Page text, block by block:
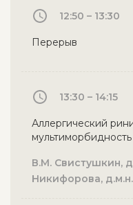
12:50 – 13:30
Перерыв
13:30 – 14:15
Аллергический
мультиморбидность
В.М. Свистушкин,
Никифорова,